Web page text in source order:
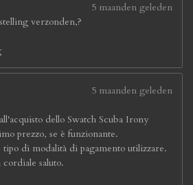
5 maanden geleden
verzonden,?
5 maanden geleden
dello Swatch Scuba Irony
prezzo, se è funzionante.
tipo di modalità di pagamento utilizzare.
saluto.